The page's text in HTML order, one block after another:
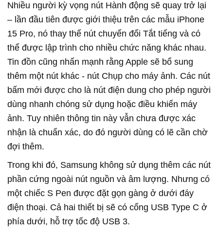
Nhiều người kỳ vọng nút Hành động sẽ quay trở lại
– lần đầu tiên được giới thiệu trên các mẫu iPhone
15 Pro, nó thay thế nút chuyển đổi Tắt tiếng và có
thể được lập trình cho nhiều chức năng khác nhau.
Tin đồn cũng nhấn mạnh rằng Apple sẽ bổ sung
thêm một nút khác - nút Chụp cho máy ảnh. Các nút
bấm mới được cho là nút điện dung cho phép người
dùng nhanh chóng sử dụng hoặc điều khiển máy
ảnh. Tuy nhiên thông tin này vẫn chưa được xác
nhận là chuẩn xác, do đó người dùng có lẽ cần chờ
đợi thêm.
Trong khi đó, Samsung không sử dụng thêm các nút
phần cứng ngoài nút nguồn và âm lượng. Nhưng có
một chiếc S Pen được đặt gọn gàng ở dưới đáy
điện thoại. Cả hai thiết bị sẽ có cổng USB Type C ở
phía dưới, hỗ trợ tốc độ USB 3.